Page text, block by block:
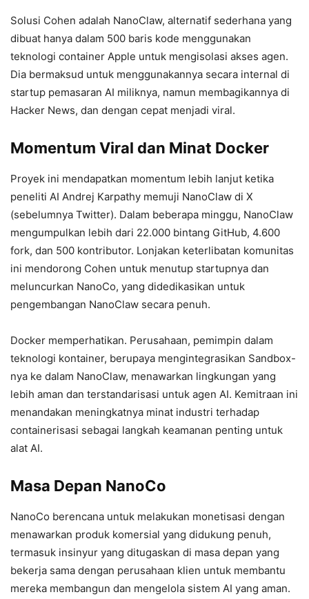
Solusi Cohen adalah NanoClaw, alternatif sederhana yang
dibuat hanya dalam 500 baris kode menggunakan
teknologi container Apple untuk mengisolasi akses agen.
Dia bermaksud untuk menggunakannya secara internal di
startup pemasaran AI miliknya, namun membagikannya di
Hacker News, dan dengan cepat menjadi viral.
Momentum Viral dan Minat Docker
Proyek ini mendapatkan momentum lebih lanjut ketika
peneliti AI Andrej Karpathy memuji NanoClaw di X
(sebelumnya Twitter). Dalam beberapa minggu, NanoClaw
mengumpulkan lebih dari 22.000 bintang GitHub, 4.600
fork, dan 500 kontributor. Lonjakan keterlibatan komunitas
ini mendorong Cohen untuk menutup startupnya dan
meluncurkan NanoCo, yang didedikasikan untuk
pengembangan NanoClaw secara penuh.
Docker memperhatikan. Perusahaan, pemimpin dalam
teknologi kontainer, berupaya mengintegrasikan Sandbox-
nya ke dalam NanoClaw, menawarkan lingkungan yang
lebih aman dan terstandarisasi untuk agen AI. Kemitraan ini
menandakan meningkatnya minat industri terhadap
containerisasi sebagai langkah keamanan penting untuk
alat AI.
Masa Depan NanoCo
NanoCo berencana untuk melakukan monetisasi dengan
menawarkan produk komersial yang didukung penuh,
termasuk insinyur yang ditugaskan di masa depan yang
bekerja sama dengan perusahaan klien untuk membantu
mereka membangun dan mengelola sistem AI yang aman.